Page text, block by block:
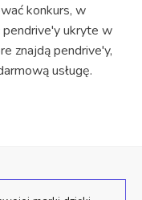
konkurs, w
pendrive'y ukryte w
znajdą pendrive'y,
usługę.